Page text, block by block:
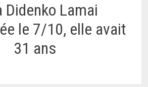
Didenko Lamai
le 7/10, elle avait
31 ans